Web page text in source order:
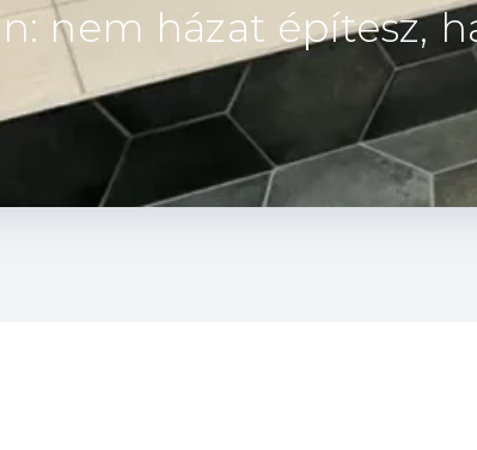
nem házat építesz,